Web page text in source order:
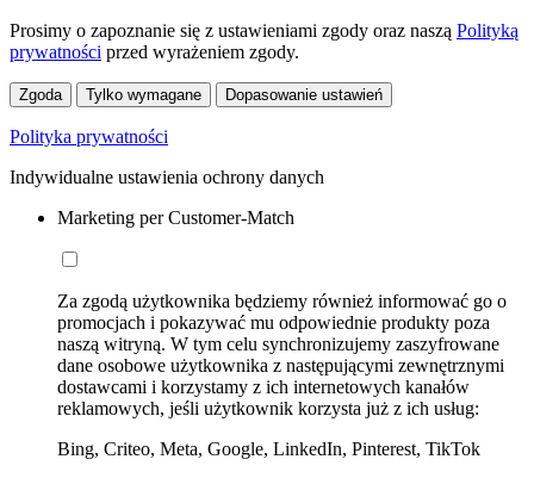
Prosimy o zapoznanie się z ustawieniami zgody oraz naszą Polityką
prywatności przed wyrażeniem zgody.
Zgoda Tylko wymagane Dopasowanie ustawień
Polityka prywatności
Indywidualne ustawienia ochrony danych
Marketing per Customer-Match
Za zgodą użytkownika będziemy również informować go o
promocjach i pokazywać mu odpowiednie produkty poza
naszą witryną. W tym celu synchronizujemy zaszyfrowane
dane osobowe użytkownika z następującymi zewnętrznymi
dostawcami i korzystamy z ich internetowych kanałów
reklamowych, jeśli użytkownik korzysta już z ich usług:
Bing, Criteo, Meta, Google, LinkedIn, Pinterest, TikTok